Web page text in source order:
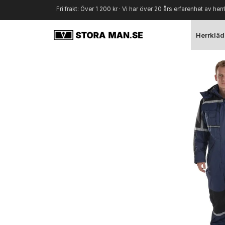
Fri frakt: Över 1 200 kr · Vi har över 20 års erfarenhet av